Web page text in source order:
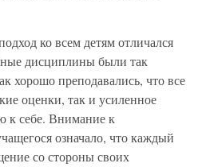
ко всем детям отличался
дисциплины были так
хорошо преподавались, что все
оценки, так и усиленное
к себе. Внимание к
означало, что каждый
со стороны своих